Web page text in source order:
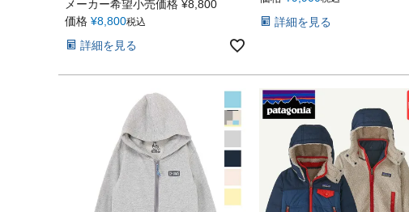
メーカー希望小売価格 ¥8,800
価格 ¥8,800税込
詳細を見る
詳細を見る